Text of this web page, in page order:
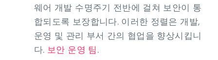
웨어 개발 수명주기 전반에 걸쳐 보안이 통
합되도록 보장합니다. 이러한 정렬은 개발,
운영 및 관리 부서 간의 협업을 향상시킵니
다. 보안 운영 팀.